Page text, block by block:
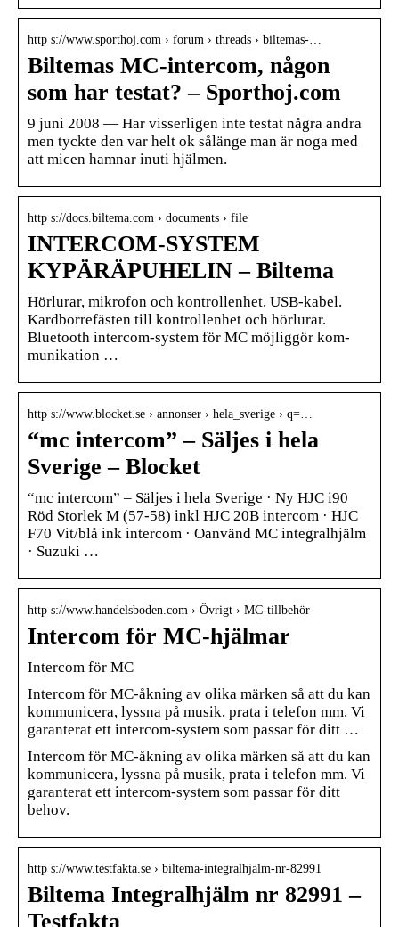
http s://www.sporthoj.com › forum › threads › biltemas-…
Biltemas MC-intercom, någon
som har testat? – Sporthoj.com
9 juni 2008 — Har visserligen inte testat några andra
men tyckte den var helt ok sålänge man är noga med
att micen hamnar inuti hjälmen.
http s://docs.biltema.com › documents › file
INTERCOM-SYSTEM
KYPÄRÄPUHELIN – Biltema
Hörlurar, mikrofon och kontrollenhet. USB-kabel.
Kardborrefästen till kontrollenhet och hörlurar.
Bluetooth intercom-system för MC möjliggör kom-
munikation …
http s://www.blocket.se › annonser › hela_sverige › q=…
“mc intercom” – Säljes i hela
Sverige – Blocket
“mc intercom” – Säljes i hela Sverige · Ny HJC i90
Röd Storlek M (57-58) inkl HJC 20B intercom · HJC
F70 Vit/blå ink intercom · Oanvänd MC integralhjälm
· Suzuki …
http s://www.handelsboden.com › Övrigt › MC-tillbehör
Intercom för MC-hjälmar
Intercom för MC
Intercom för MC-åkning av olika märken så att du kan
kommunicera, lyssna på musik, prata i telefon mm. Vi
garanterat ett intercom-system som passar för ditt …
Intercom för MC-åkning av olika märken så att du kan
kommunicera, lyssna på musik, prata i telefon mm. Vi
garanterat ett intercom-system som passar för ditt
behov.
http s://www.testfakta.se › biltema-integralhjalm-nr-82991
Biltema Integralhjälm nr 82991 –
Testfakta